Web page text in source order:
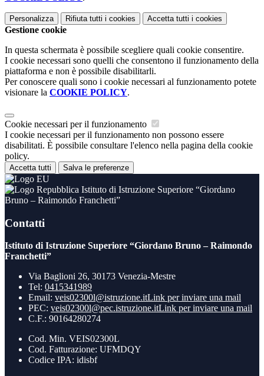
Personalizza Rifiuta tutti i cookies Accetta tutti i cookies
Gestione cookie
In questa schermata è possibile scegliere quali cookie consentire.
I cookie necessari sono quelli che consentono il funzionamento della
piattaforma e non è possibile disabilitarli.
Per conoscere quali sono i cookie necessari al funzionamento potete
visionare la COOKIE POLICY.
Cookie necessari per il funzionamento
I cookie necessari per il funzionamento non possono essere
disabilitati. È possibile consultare l'elenco nella pagina della cookie
policy.
Accetta tutti Salva le preferenze
Istituto di Istruzione Superiore “Giordano
Bruno – Raimondo Franchetti”
Contatti
Istituto di Istruzione Superiore “Giordano Bruno – Raimondo
Franchetti”
Via Baglioni 26, 30173 Venezia-Mestre
Tel: 0415341989
Email: veis02300l@istruzione.itLink per inviare una mail
PEC: veis02300l@pec.istruzione.itLink per inviare una mail
C.F.: 90164280274
Cod. Min. VEIS02300L
Cod. Fatturazione: UFMDQY
Codice IPA: idisbf